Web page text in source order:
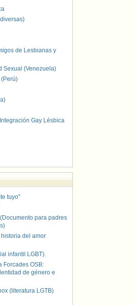
de Lesbianas y
Sexual (Venezuela)
(Perú)
Gay Lésbica
tuyo"
para padres
del amor
infantil LGBT).
Forcades OSB:
de género e
(literatura LGTB)